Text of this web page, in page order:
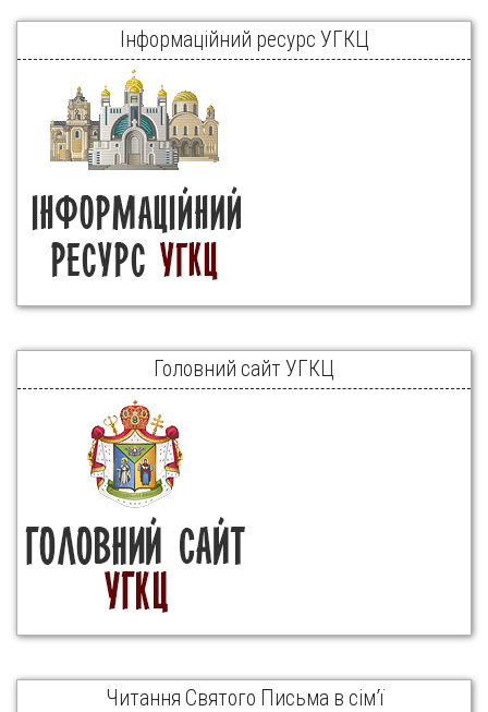
Інформаційний ресурс УГКЦ
Головний сайт УГКЦ
Читання Святого Письма в сім’ї